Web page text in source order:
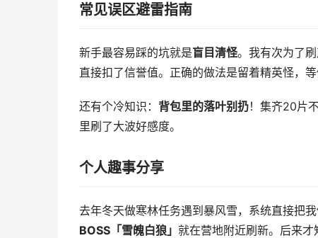
常见误区避雷指南
新手最容易踩的坑就是盲目清怪。我有次为了
直接扣了信誉值。正确的做法是留着精英怪，
还有个冷知识： 背包里的落叶别扔！集齐20片
里刷了大波好感度。
个人趣事分享
去年冬天做寒林任务遇到暴风雪，系统直接把
BOSS「雪魄白狼」 就在营地附近刷新。后来